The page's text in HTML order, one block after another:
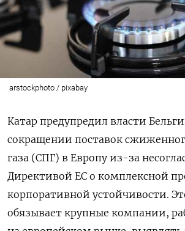
arstockphoto / pixabay
Катар предупредил власти
сокращении поставок
газа (СПГ) в Европу из-за
Директивой ЕС о комплексной
корпоративной устойчивости.
обязывает крупные компании,